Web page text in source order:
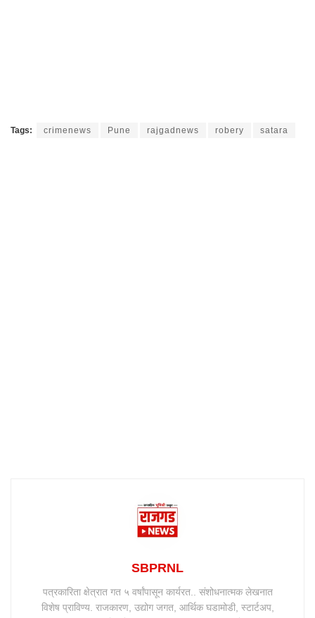
Tags: crimenews Pune rajgadnews robery satara
SBPRNL
पत्रकारिता क्षेत्रात गत ५ वर्षांपासून कार्यरत.. संशोधनात्मक लेखनात
विशेष प्राविण्य. राजकारण, उद्योग जगत, आर्थिक घडामोडी, स्टार्टअप,